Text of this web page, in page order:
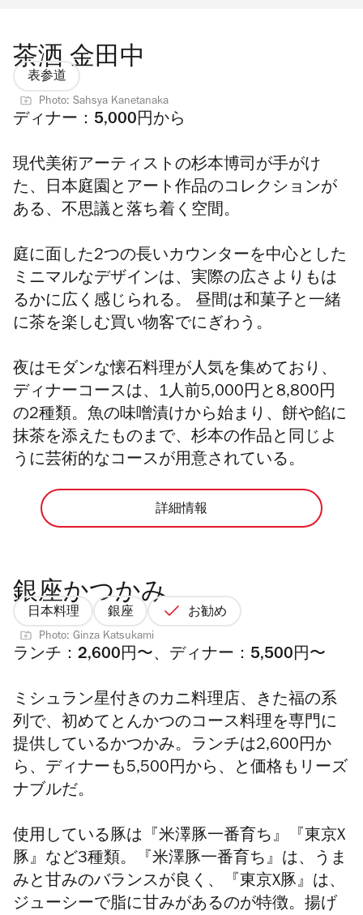
茶洒 金田中
表参道
Photo: Sahsya Kanetanaka
ディナー：5,000円から
現代美術アーティストの杉本博司が手がけ
た、日本庭園とアート作品のコレクションが
ある、不思議と落ち着く空間。
庭に面した2つの長いカウンターを中心とした
ミニマルなデザインは、実際の広さよりもは
るかに広く感じられる。 昼間は和菓子と一緒
に茶を楽しむ買い物客でにぎわう。
夜はモダンな懐石料理が人気を集めており、
ディナーコースは、1人前5,000円と8,800円
の2種類。魚の味噌漬けから始まり、餅や餡に
抹茶を添えたものまで、杉本の作品と同じよ
うに芸術的なコースが用意されている。
詳細情報
銀座かつかみ
日本料理 銀座 お勧め
Photo: Ginza Katsukami
ランチ：2,600円〜、ディナー：5,500円〜
ミシュラン星付きのカニ料理店、きた福の系
列で、初めてとんかつのコース料理を専門に
提供しているかつかみ。ランチは2,600円か
ら、ディナーも5,500円から、と 価格もリーズ
ナブルだ。
使用している豚は『米澤豚一番育ち』『東京X
豚』など3種類。『米澤豚一番育ち』は、うま
みと甘みのバランスが良く、『東京X豚』は、
ジューシーで脂に甘みがあるのが特徴。揚げ